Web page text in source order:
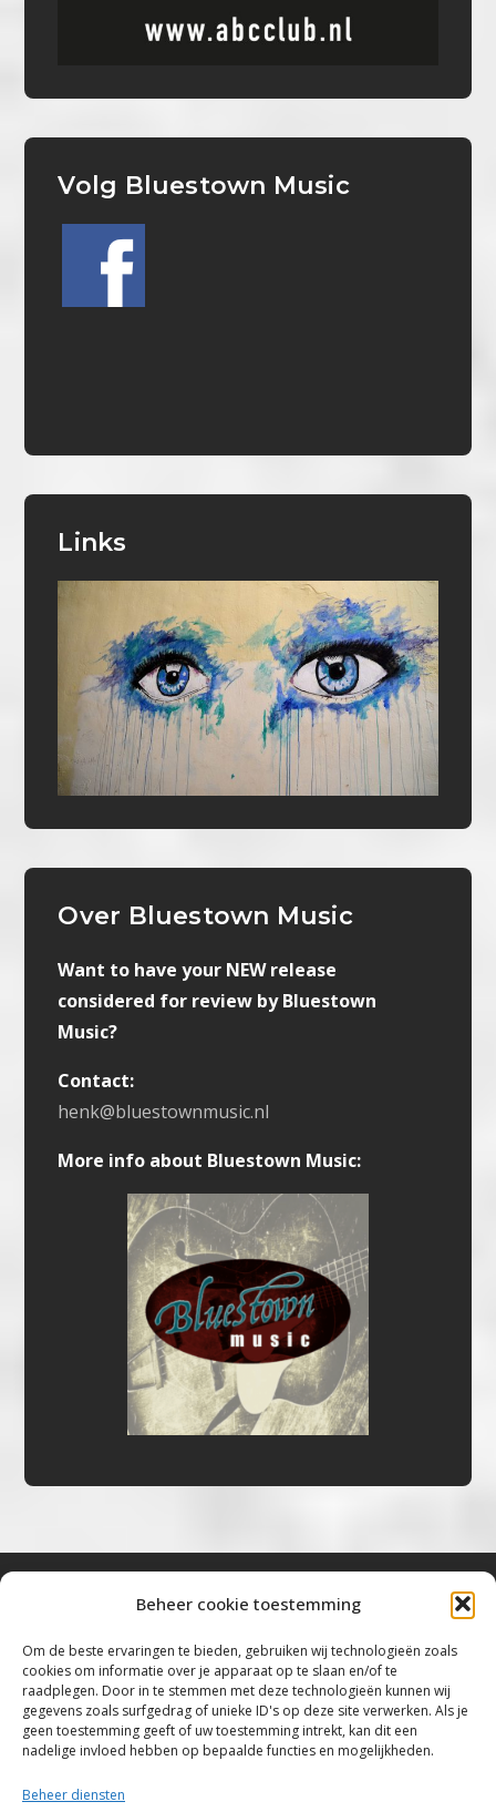
Beheer cookie toestemming
Om de beste ervaringen te bieden, gebruiken wij technologieën zoals
cookies om informatie over je apparaat op te slaan en/of te
raadplegen. Door in te stemmen met deze technologieën kunnen wij
gegevens zoals surfgedrag of unieke ID's op deze site verwerken. Als je
geen toestemming geeft of uw toestemming intrekt, kan dit een
nadelige invloed hebben op bepaalde functies en mogelijkheden.
Beheer diensten
Volg Bluestown Music
Links
Over Bluestown Music
Want to have your NEW release
considered for review by Bluestown
Music?
Contact:
henk@bluestownmusic.nl
More info about Bluestown Music:
“Voor de mooiste Blues, Rock, Roots &
Americana”
Copyright 2019 – 2026 Bluestown Music – All